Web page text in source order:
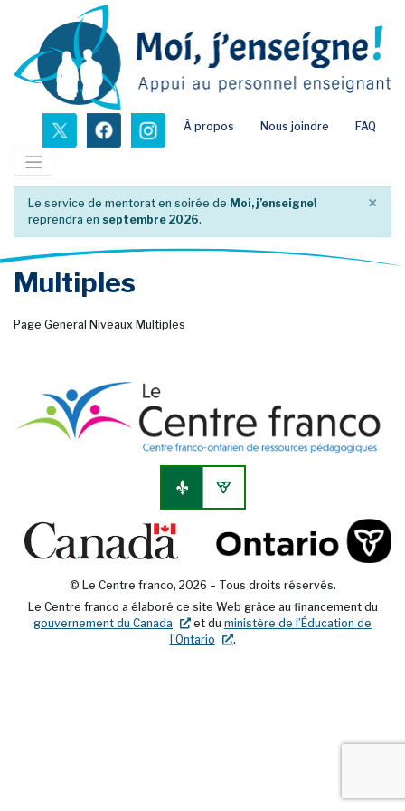
contenu
principal
nouvel ongletnouvel ongletnouvel onglet
À propos Nous joindre FAQ
Le service de mentorat en soirée de Moi, j’enseigne!
reprendra en septembre 2026.
×
Multiples
Page General Niveaux Multiples
© Le Centre franco, 2026 – Tous droits réservés.
Le Centre franco a élaboré ce site Web grâce au financement du
gouvernement du Canada nouvel onglet
et du ministère de l’Éducation de
l’Ontarionouvel onglet
.